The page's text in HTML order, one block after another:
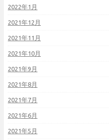
2022年1月
2021年12月
2021年11月
2021年10月
2021年9月
2021年8月
2021年7月
2021年6月
2021年5月